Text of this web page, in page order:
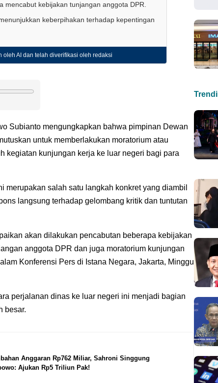
mencabut kebijakan tunjangan anggota DPR.
keberpihakan terhadap kepentingan
oleh AI dan telah diverifikasi oleh redaksi
Subianto mengungkapkan bahwa pimpinan Dewan
untuk memberlakukan moratorium atau
kegiatan kunjungan kerja ke luar negeri bagi para
merupakan salah satu langkah konkret yang diambil
langsung terhadap gelombang kritik dan tuntutan
akan dilakukan pencabutan beberapa kebijakan
anggota DPR dan juga moratorium kunjungan
Konferensi Pers di Istana Negara, Jakarta, Minggu
perjalanan dinas ke luar negeri ini menjadi bagian
besar.
Anggaran Rp762 Miliar, Sahroni Singgung
Ajukan Rp5 Triliun Pak!